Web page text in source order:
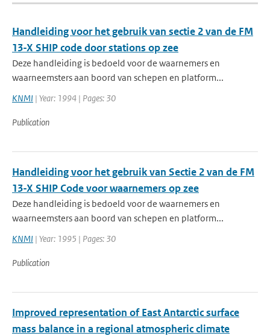
Handleiding voor het gebruik van sectie 2 van de FM
13-X SHIP code door stations op zee
Deze handleiding is bedoeld voor de waarnemers en
waarneemsters aan boord van schepen en platform...
KNMI | Year: 1994 | Pages: 30
Publication
Handleiding voor het gebruik van Sectie 2 van de FM
13-X SHIP Code voor waarnemers op zee
Deze handleiding is bedoeld voor de waarnemers en
waarneemsters aan boord van schepen en platform...
KNMI | Year: 1995 | Pages: 30
Publication
Improved representation of East Antarctic surface
mass balance in a regional atmospheric climate